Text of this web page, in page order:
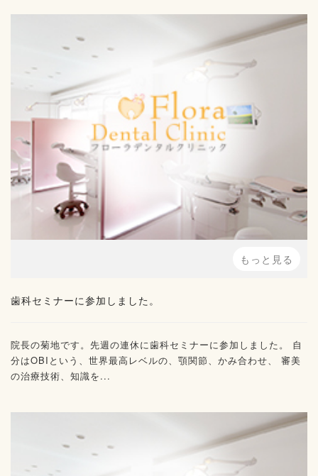
もっと見る
歯科セミナーに参加しました。
院長の菊地です。先週の連休に歯科セミナーに参加しました。 自
分はOBIという、世界最高レベルの、顎関節、かみ合わせ、 審美
の治療技術、知識を...